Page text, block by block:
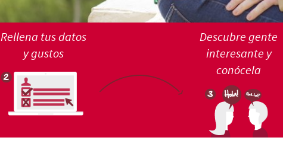
Rellena tus datos
y gustos
Descubre gente
interesante y
conócela